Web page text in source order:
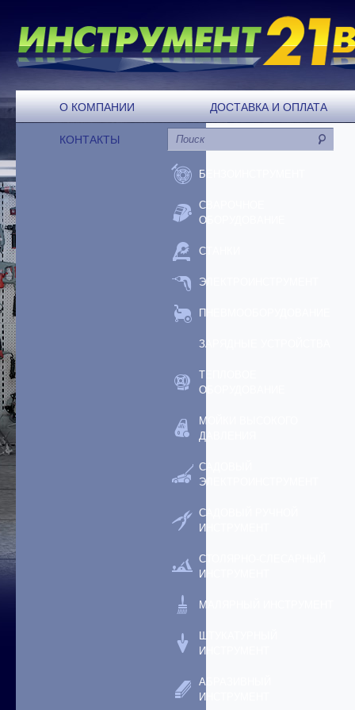
О КОМПАНИИ ДОСТАВКА И ОПЛАТА
КОНТАКТЫ
БЕНЗОИНСТРУМЕНТ
СВАРОЧНОЕ
ОБОРУДОВАНИЕ
СТАНКИ
ЭЛЕКТРОИНСТРУМЕНТ
ПНЕВМООБОРУДОВАНИЕ
ЗАРЯДНЫЕ УСТРОЙСТВА
ТЕПЛОВОЕ
ОБОРУДОВАНИЕ
МОЙКИ ВЫСОКОГО
ДАВЛЕНИЯ
САДОВЫЙ
ЭЛЕКТРОИНСТРУМЕНТ
САДОВЫЙ РУЧНОЙ
ИНСТРУМЕНТ
СТОЛЯРНО-СЛЕСАРНЫЙ
ИНСТРУМЕНТ
МАЛЯРНЫЙ ИНСТРУМЕНТ
ШТУКАТУРНЫЙ
ИНСТРУМЕНТ
АБРАЗИВНЫЙ
ИНСТРУМЕНТ